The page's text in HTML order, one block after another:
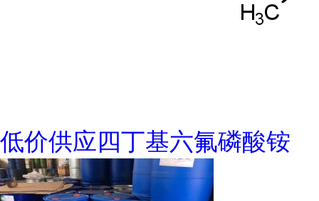
低价供应四丁基六氟磷酸铵